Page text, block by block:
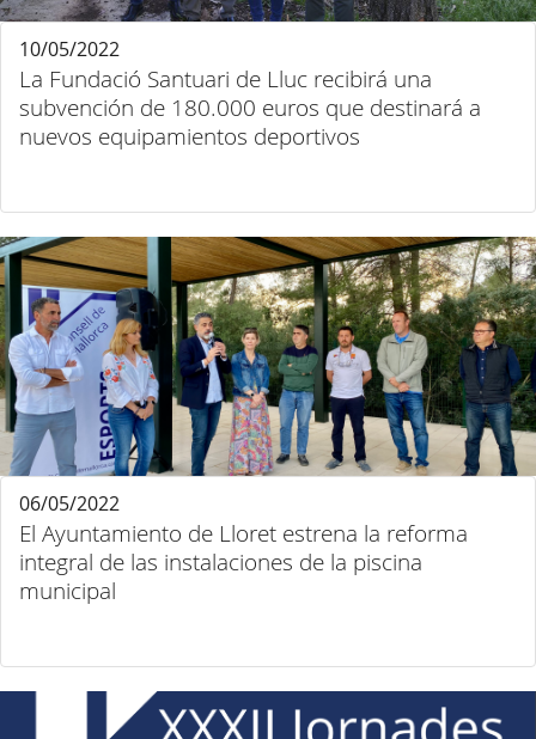
La Fundació Santuari de Lluc recibirá una
subvención de 180.000 euros que destinará a
nuevos equipamientos deportivos
10/05/2022
El Ayuntamiento de Lloret estrena la reforma
integral de las instalaciones de la piscina
municipal
06/05/2022